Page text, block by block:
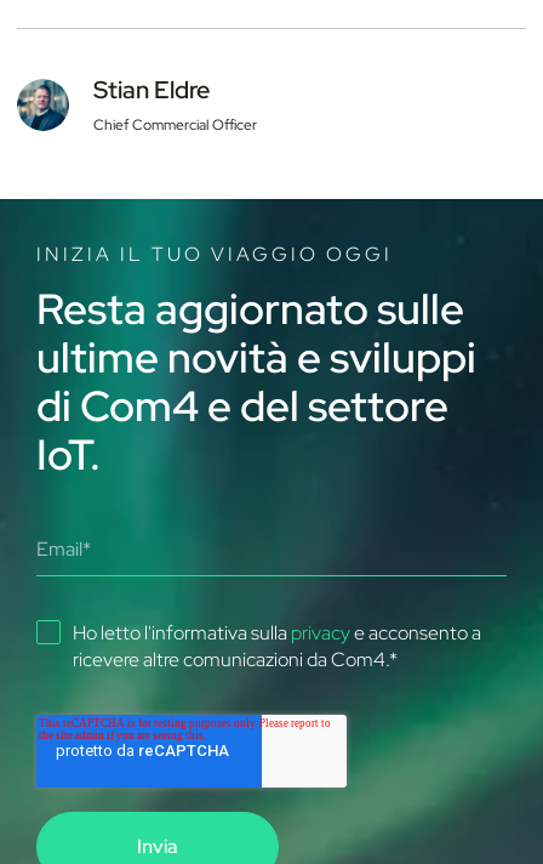
Stian Eldre
Chief Commercial Officer
INIZIA IL TUO VIAGGIO OGGI
Resta aggiornato sulle
ultime novità e sviluppi
di Com4 e del settore
IoT.
Ho letto l'informativa sulla privacye acconsento a
ricevere altre comunicazioni da Com4.*